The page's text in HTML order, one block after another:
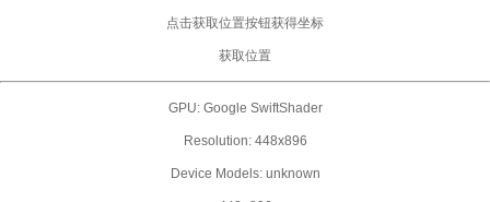
点击获取位置按钮获得坐标
获取位置
GPU: Google SwiftShader
Resolution: 448x896
Device Models: unknown